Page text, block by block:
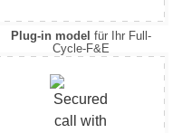
Plug-in model für Ihr Full-
Cycle-F&E